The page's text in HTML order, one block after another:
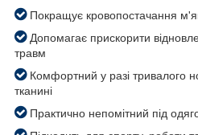
Покращує кровопостачання
Допомагає прискорити
травм
Комфортний у разі тривалого
тканині
Практично непомітний під